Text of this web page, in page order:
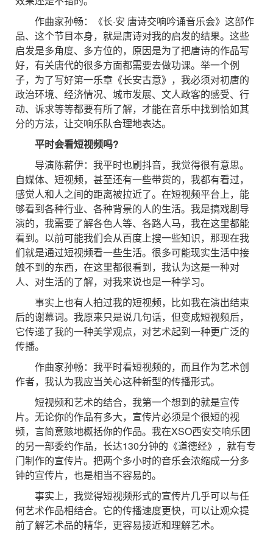
作曲家孙畅：《长·安 唐诗交响吟诵音乐会》这部作
品、这个节目本身，就是唐诗对我的启发的结果。这些
启发是多角度、多方位的，原因是为了把唐诗的作品写
好，有关唐代的很多方面都需要去做功课。举一个例
子，为了写好第一乐章《长安古意》，我必须对初唐的
政治环境、经济情况、城市发展、文人政客的感受、行
动、诉求等等都要有所了解，才能在音乐中找到恰如其
分的方法，让交响乐队合理地表达。
平时会看短视频吗?
导演陈薪伊：我平时也刷抖音，我觉得很有意思。
自媒体、短视频，甚至还有一些带货的，我都有看过，
感觉人和人之间的距离被拉近了。在短视频平台上，能
够看到各种行业、各种背景的人的生活。我是搞戏剧导
演的，我需要了解各色人等、各路人马，我在这里都能
看到。以前可能我们会从百度上搜一些知识，那现在我
们就是通过短视频看一些生活。很多可能现实生活中接
触不到的东西，在这里都很看到，我认为这是一种对
人、对生活的了解，对我来说也是一种学习。
事实上也有人拍过我的短视频，比如我在演出结束
后的谢幕词。我原来只是说几句话，但变成短视频后，
它传递了我的一种美学观点，对艺术起到一种更广泛的
传播。
作曲家孙畅：我平时看短视频的，而且作为艺术创
作者，我认为我应当关心这种新型的传播形式。
短视频和艺术的结合，我第一个想到的就是宣传
片。无论你的作品有多大，宣传片必须是个很短的视
频，言简意赅地概括你的作品。我在XSO西安交响乐团
的另一部委约作品，长达130分钟的《道德经》，就有专
门制作的宣传片。把两个多小时的音乐会浓缩成一分多
钟的宣传片，也是相当不容易的。
事实上，我觉得短视频形式的宣传片几乎可以与任
何艺术作品相结合。它的传播速度更快，可以让观众提
前了解艺术品的精华，更容易接近和理解艺术。